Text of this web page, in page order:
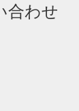
合わせ